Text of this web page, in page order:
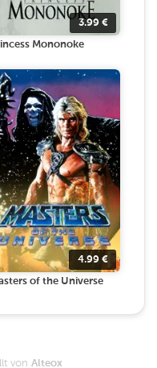
3.99 €
Mononoke
4.99 €
of the Universe
von Alteox